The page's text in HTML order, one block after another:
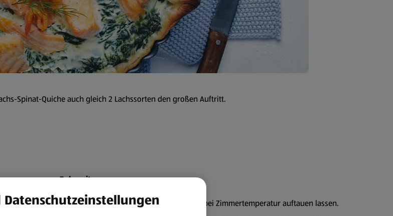
Spinat-Quiche auch gleich 2 Lachssorten den großen Auftritt.
Zubereitung
Den Spinat in eine Schüssel geben und bei Zimmertemperatur auftauen lassen.
Datenschutzeinstellungen